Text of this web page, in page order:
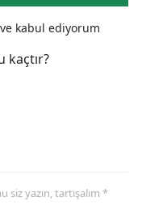
kabul ediyorum
kaçtır?
yazın, tartışalım *